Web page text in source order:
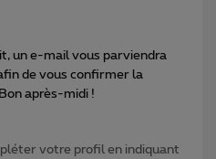
un e-mail vous parviendra
de vous confirmer la
après-midi !
votre profil en indiquant